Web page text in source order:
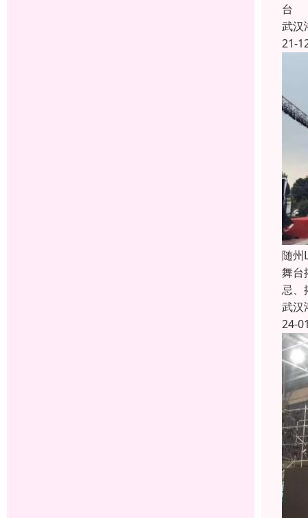
台
武汉
21-
随州
舞台
忌、
武汉
24-